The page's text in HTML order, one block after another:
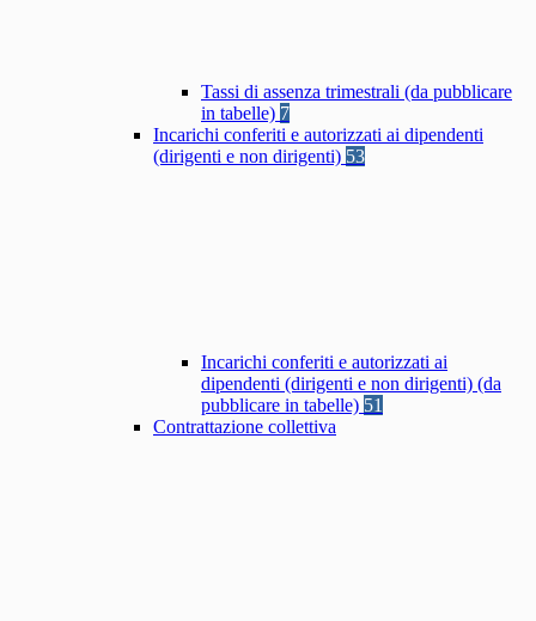
Tassi di assenza trimestrali (da pubblicare
in tabelle) 7
Incarichi conferiti e autorizzati ai dipendenti
(dirigenti e non dirigenti) 53
Incarichi conferiti e autorizzati ai
dipendenti (dirigenti e non dirigenti) (da
pubblicare in tabelle) 51
Contrattazione collettiva